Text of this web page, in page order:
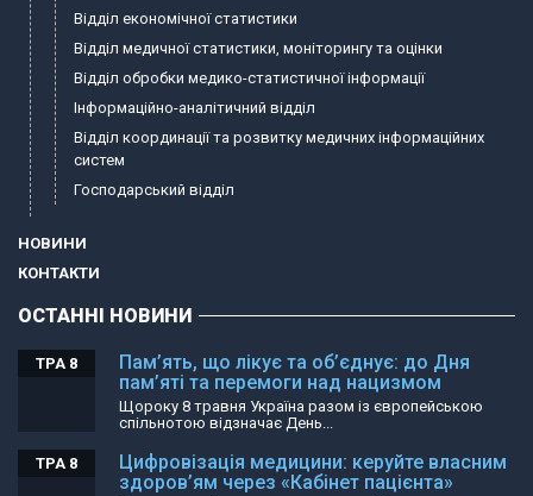
Відділ економічної статистики
Відділ медичної статистики, моніторингу та оцінки
Відділ обробки медико-статистичної інформації
Інформаційно-аналітичний відділ
Відділ координації та розвитку медичних інформаційних
систем
Господарський відділ
НОВИНИ
КОНТАКТИ
ОСТАННІ НОВИНИ
Пам’ять, що лікує та об’єднує: до Дня
пам’яті та перемоги над нацизмом
ТРА 8
Щороку 8 травня Україна разом із європейською
спільнотою відзначає День...
Цифровізація медицини: керуйте власним
здоров’ям через «Кабінет пацієнта»
ТРА 8